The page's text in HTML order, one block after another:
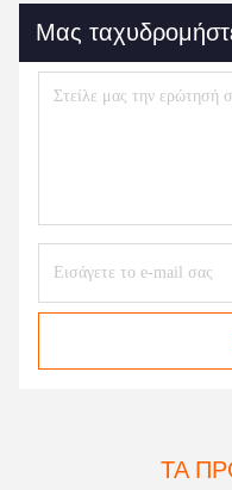
Μας
ΤΑ